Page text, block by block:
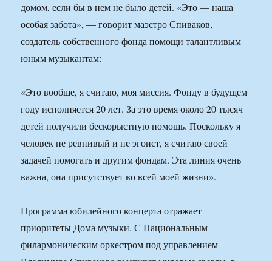
домом, если бы в нем не было детей. «Это — наша
особая забота», — говорит маэстро Спиваков,
создатель собственного фонда помощи талантливым
юным музыкантам:
«Это вообще, я считаю, моя миссия. Фонду в будущем
году исполняется 20 лет. За это время около 20 тысяч
детей получили бескорыстную помощь. Поскольку я
человек не ревнивый и не эгоист, я считаю своей
задачей помогать и другим фондам. Эта линия очень
важна, она присутствует во всей моей жизни».
Программа юбилейного концерта отражает
приоритеты Дома музыки. С Национальным
филармоническим оркестром под управлением